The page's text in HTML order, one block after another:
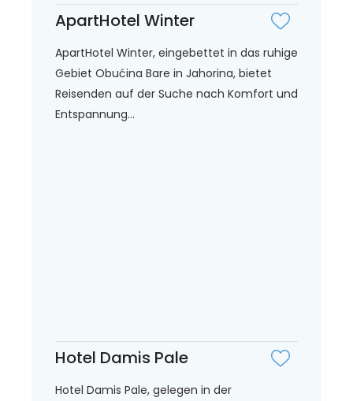
ApartHotel Winter
ApartHotel Winter, eingebettet in das ruhige
Gebiet Obućina Bare in Jahorina, bietet
Reisenden auf der Suche nach Komfort und
Entspannung...
Hotel Damis Pale
Hotel Damis Pale, gelegen in der